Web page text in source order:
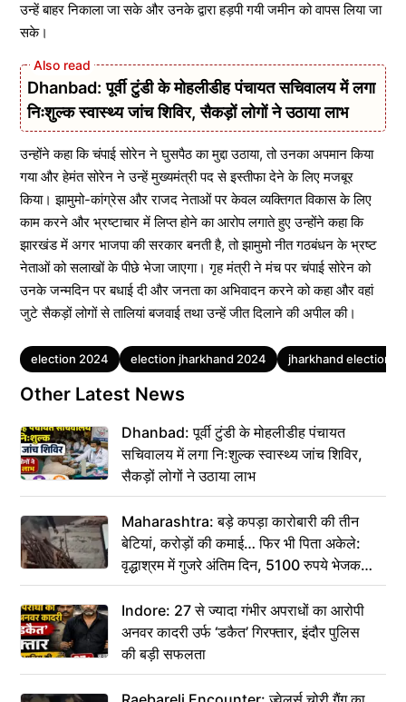
उन्हें बाहर निकाला जा सके और उनके द्वारा हड़पी गयी जमीन को वापस लिया जा
सके।
Dhanbad: पूर्वी टुंडी के मोहलीडीह पंचायत सचिवालय में लगा
निःशुल्क स्वास्थ्य जांच शिविर, सैकड़ों लोगों ने उठाया लाभ
उन्होंने कहा कि चंपाई सोरेन ने घुसपैठ का मुद्दा उठाया, तो उनका अपमान किया
गया और हेमंत सोरेन ने उन्हें मुख्यमंत्री पद से इस्तीफा देने के लिए मजबूर
किया। झामुमो-कांग्रेस और राजद नेताओं पर केवल व्यक्तिगत विकास के लिए
काम करने और भ्रष्टाचार में लिप्त होने का आरोप लगाते हुए उन्होंने कहा कि
झारखंड में अगर भाजपा की सरकार बनती है, तो झामुमो नीत गठबंधन के भ्रष्ट
नेताओं को सलाखों के पीछे भेजा जाएगा। गृह मंत्री ने मंच पर चंपाई सोरेन को
उनके जन्मदिन पर बधाई दी और जनता का अभिवादन करने को कहा और वहां
जुटे सैकड़ों लोगों से तालियां बजवाई तथा उन्हें जीत दिलाने की अपील की।
Tags
election 2024 election jharkhand 2024 jharkhand election
Other Latest News
Dhanbad: पूर्वी टुंडी के मोहलीडीह पंचायत
सचिवालय में लगा निःशुल्क स्वास्थ्य जांच शिविर,
सैकड़ों लोगों ने उठाया लाभ
Maharashtra: बड़े कपड़ा कारोबारी की तीन
बेटियां, करोड़ों की कमाई… फिर भी पिता अकेले:
वृद्धाश्रम में गुजरे अंतिम दिन, 5100 रुपये भेजकर
कहा– अंतिम संस्कार कर दीजिए हम नहीं आ पाएंगे
Indore: 27 से ज्यादा गंभीर अपराधों का आरोपी
अनवर कादरी उर्फ ‘डकैत’ गिरफ्तार, इंदौर पुलिस
की बड़ी सफलता